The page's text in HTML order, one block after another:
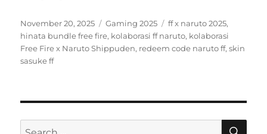
Posted
on
November 20, 2025 Categories
Gaming 2025 Tags
ff x naruto 2025,
hinata bundle free fire, kolaborasi ff naruto, kolaborasi
Free Fire x Naruto Shippuden, redeem code naruto ff,skin
sasuke ff
Search